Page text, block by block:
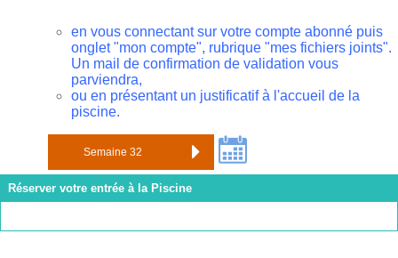
en vous connectant sur votre compte abonné puis
onglet "mon compte", rubrique "mes fichiers joints".
Un mail de confirmation de validation vous
parviendra,
ou en présentant un justificatif à l'accueil de la
piscine.
Réserver votre entrée à la Piscine